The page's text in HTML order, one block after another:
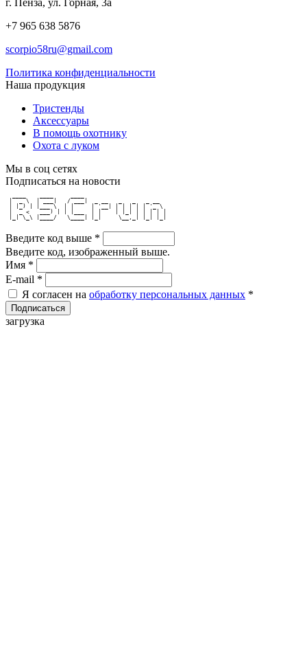
г. Пенза, ул. Горная, 3а
+7 965 638 5876
scorpio58ru@gmail.com
Политика конфиденциальности
Наша продукция
Тристенды
Аксессуары
В помощь охотнику
Охота с луком
Мы в соц сетях
Подписаться на новости
|  _ \  | ___|   / ___|  _ __   _   _   _ __
| |_) | |___ \  | |     | '__| | | | | | '_ \
|  _ <   ___) | | |___  | |    | |_| | | | | |
|_| \_\ |____/   \____| |_|     \__,_| |_| |_|
Введите код выше *
Введите код, изображенный выше.
Имя *
E-mail *
Я согласен на обработку персональных данных *
загрузка